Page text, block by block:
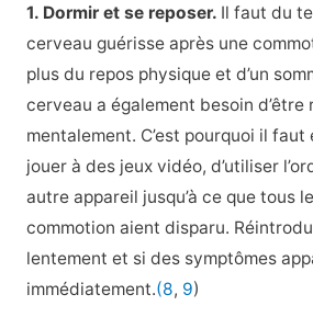
1. Dormir et se reposer. Il faut du
cerveau guérisse après une
plus du repos physique et d’un
cerveau a également besoin d’être
mentalement. C’est pourquoi il
jouer à des jeux vidéo, d’utiliser
autre appareil jusqu’à ce que tous
commotion aient disparu.
lentement et si des symptômes
immédiatement.(8, 9)